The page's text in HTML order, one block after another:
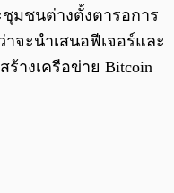
มชนต่างตั้งตารอการ
จะนำเสนอฟีเจอร์และ
างเครือข่าย Bitcoin